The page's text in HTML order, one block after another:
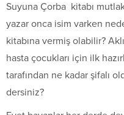
Suyuna Çorba kitabı
yazar onca isim varken
kitabına vermiş olabilir?
hasta çocukları için ilk
tarafından ne kadar şifalı
dersiniz?